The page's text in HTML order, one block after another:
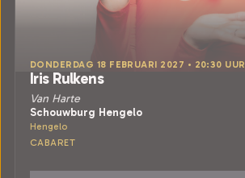
DONDERDAG 18 FEBRUARI 2027 • 20:30 UUR
Iris Rulkens
Van Harte
Schouwburg Hengelo
Hengelo
CABARET